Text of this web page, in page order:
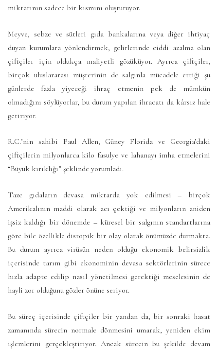
miktarının sadece bir kısmını oluşturuyor.
Meyve, sebze ve sütleri gıda bankalarına veya diğer ihtiyaç
duyan kurumlara yönlendirmek, gelirlerinde ciddi azalma olan
çiftçiler için oldukça maliyetli gözüküyor. Ayrıca çiftçiler,
birçok uluslararası müşterinin de salgınla mücadele ettiği şu
günlerde fazla yiyeceği ihraç etmenin pek de mümkün
olmadığını söylüyorlar, bu durum yapılan ihracatı da kârsız hale
getiriyor.
R.C.’nin sahibi Paul Allen, Güney Florida ve Georgia’daki
çiftçilerin milyonlarca kilo fasulye ve lahanayı imha etmelerini
“Büyük kırıklığı” şeklinde yorumladı.
Taze gıdaların devasa miktarda yok edilmesi – birçok
Amerikalının maddi olarak acı çektiği ve milyonların aniden
işsiz kaldığı bir dönemde – küresel bir salgının standartlarına
göre bile özellikle distopik bir olay olarak önümüzde durmakta.
Bu durum ayrıca virüsün neden olduğu ekonomik belirsizlik
içerisinde tarım gibi ekonominin devasa sektörlerinin sürece
hızla adapte edilip nasıl yönetilmesi gerektiği meselesinin de
hayli zor olduğunu gözler önüne seriyor.
Bu süreç içerisinde çiftçiler bir yandan da, bir sonraki hasat
zamanında sürecin normale dönmesini umarak, yeniden ekim
işlemlerini gerçekleştiriyor. Ancak sürecin bu şekilde devam